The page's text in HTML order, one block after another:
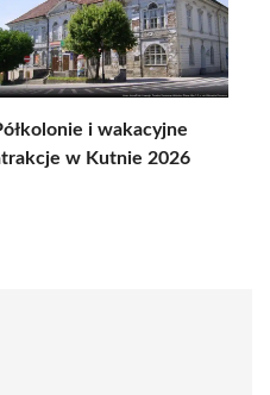
i wakacyjne
w Kutnie 2026